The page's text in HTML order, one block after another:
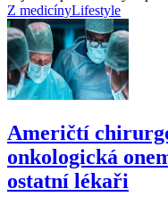
Z medicínyLifestyle
Američtí
onkologická
ostatní lékaři